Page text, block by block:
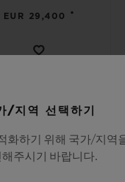
EUR 29,400 •
/지역 선택하기
화하기 위해 국가/지역
주시기 바랍니다.